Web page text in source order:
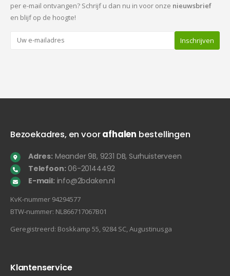
per e-mail ontvangen? Schrijf u dan nu in voor onze nieuwsbrief
en blijf op de hoogte!
Bezoekadres, en voorafhalen bestellingen
Adres:Meander 9B, 9231 DB, Surhuisterveen
Telefoon:06-20144492
E-mail:info@2bdaken.nl
KvK‐nummer 94294577
BTW‐nummer: NL866717067B01
Geregistreerd: Boskkamp 55, 9284 SC, Augustinusga
Klantenservice